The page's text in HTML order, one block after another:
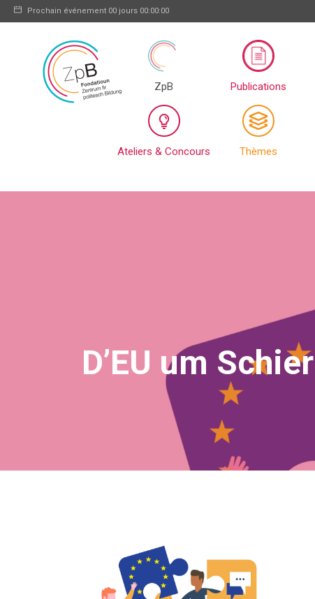
Prochain événement 00 jours 00:00:00
ZpB Publications
Ateliers & Concours Thèmes
D’EU um